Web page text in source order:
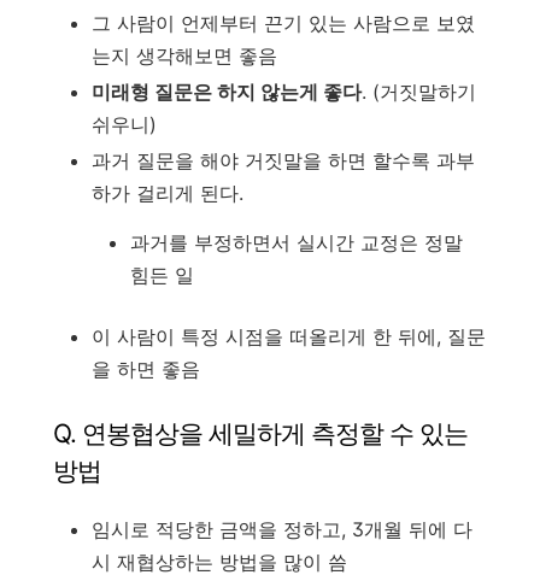
그 사람이 언제부터 끈기 있는 사람으로 보였
는지 생각해보면 좋음
미래형 질문은 하지 않는게 좋다. (거짓말하기
쉬우니)
과거 질문을 해야 거짓말을 하면 할수록 과부
하가 걸리게 된다.
과거를 부정하면서 실시간 교정은 정말
힘든 일
이 사람이 특정 시점을 떠올리게 한 뒤에, 질문
을 하면 좋음
Q. 연봉협상을 세밀하게 측정할 수 있는
방법
임시로 적당한 금액을 정하고, 3개월 뒤에 다
시 재협상하는 방법을 많이 씀